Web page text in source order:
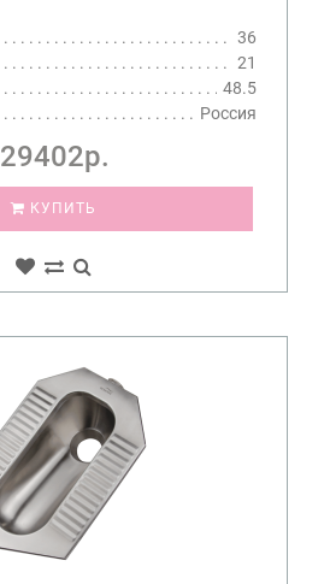
36
21
48.5
Россия
29402р.
КУПИТЬ